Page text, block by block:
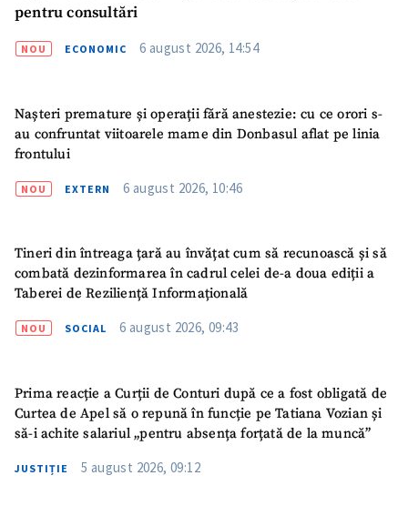
pentru consultări
NOU ECONOMIC 6 august 2026, 14:54
Nașteri premature și operații fără anestezie: cu ce orori s-
au confruntat viitoarele mame din Donbasul aflat pe linia
frontului
NOU EXTERN 6 august 2026, 10:46
Tineri din întreaga țară au învățat cum să recunoască și să
combată dezinformarea în cadrul celei de-a doua ediții a
Taberei de Reziliență Informațională
NOU SOCIAL 6 august 2026, 09:43
Prima reacție a Curții de Conturi după ce a fost obligată de
Curtea de Apel să o repună în funcție pe Tatiana Vozian și
să-i achite salariul „pentru absența forțată de la muncă”
JUSTIȚIE 5 august 2026, 09:12